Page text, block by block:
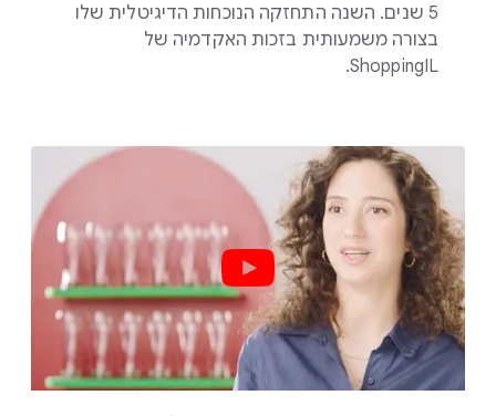
5 שנים. השנה התחזקה הנוכחות הדיגיטלית שלו
בצורה משמעותית בזכות האקדמיה של
ShoppingIL.